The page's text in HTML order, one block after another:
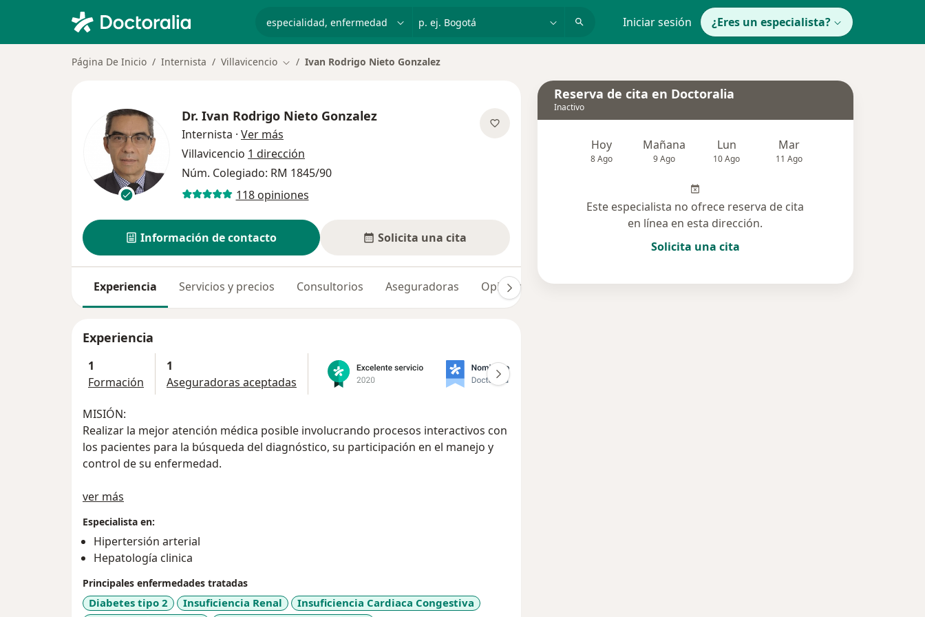
p. ej. Bogotá Iniciar sesión ¿Eres un especialista?
Página De Inicio Internista Villavicencio Cambiar de ciudad
Ivan Rodrigo Nieto Gonzalez
Dr. Ivan Rodrigo Nieto Gonzalez
Internista · Ver más
Villavicencio 1 dirección
Núm. Colegiado: RM 1845/90
118 opiniones
Información de contacto Solicita una cita
Experiencia Servicios y precios Consultorios Aseguradoras Opiniones (118)
Experiencia
1
Formación
1
Aseguradoras aceptadas
MISIÓN:
Realizar la mejor atención médica posible involucrando procesos interactivos con
los pacientes para la búsqueda del diagnóstico, su participación en el manejo y
control de su enfermedad.
VISIÓN:
consulta externa de Medicina Interna y Nefrología, que genera precisión
diagnostica clínica, satisfacción a nuestros pacientes y confianza en el proceso de
acompañamiento y educación frente a la enfermedad y al tratamiento médico.
POLÍTICA DE CALIDAD:
En el consultorio médico Dr. Ivan Nieto estamos comprometidos en prestar
ver más
Especialista en:
Hipertersión arterial
Hepatología clinica
Principales enfermedades tratadas
Diabetes tipo 2 Insuficiencia Renal
Insuficiencia Cardiaca Congestiva
Reserva de cita en Doctoralia
Inactivo
Hoy
8 Ago
Mañana
9 Ago
Lun
10 Ago
Mar
11 Ago
Este especialista no ofrece reserva de cita
en línea en esta dirección.
Solicita una cita